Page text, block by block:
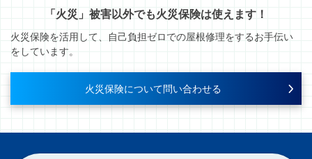
「火災」被害以外でも火災保険は使えます！
火災保険を活用して、自己負担ゼロでの屋根修理をするお手伝い
をしています。
火災保険について問い合わせる